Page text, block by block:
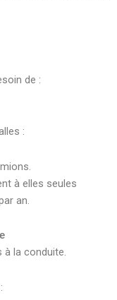
de :
:
à elles seules
an.
à la conduite.